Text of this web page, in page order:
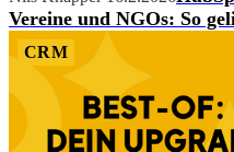
Vereine und NGOs: So
CRM